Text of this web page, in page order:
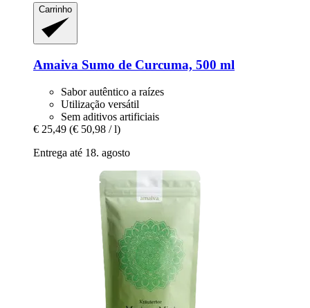
Carrinho
Amaiva Sumo de Curcuma, 500 ml
Sabor autêntico a raízes
Utilização versátil
Sem aditivos artificiais
€ 25,49 (€ 50,98 / l)
Entrega até 18. agosto